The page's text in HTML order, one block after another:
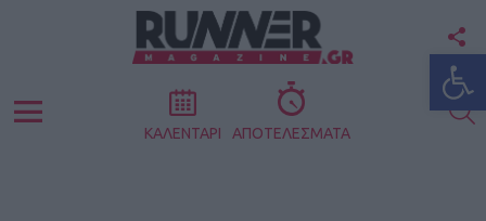
Menu ΚΑΛΕΝΤΑΡΙ ΑΠΟΤΕΛΕΣΜΑΤΑ